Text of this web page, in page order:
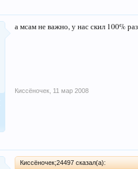
а мсам не важно, у нас скил 100%
Киссёночек 11 мар 2008
Киссёночек;24497 сказал(а):